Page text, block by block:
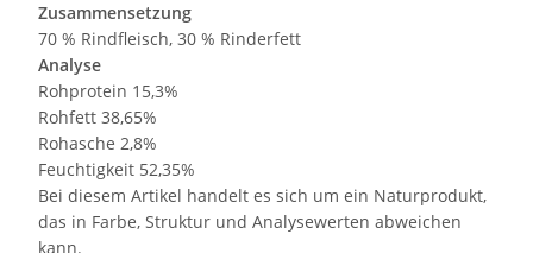
Zusammensetzung
70 % Rindfleisch, 30 % Rinderfett
Analyse
Rohprotein 15,3%
Rohfett 38,65%
Rohasche 2,8%
Feuchtigkeit 52,35%
Bei diesem Artikel handelt es sich um ein Naturprodukt,
das in Farbe, Struktur und Analysewerten abweichen
kann.